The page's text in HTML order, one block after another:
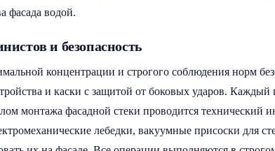
фасада водой.
и безопасность
концентрации и строгого соблюдения
и каски с защитой от боковых ударов.
монтажа фасадной стеки проводится технический
лебедки, вакуумные присоски для